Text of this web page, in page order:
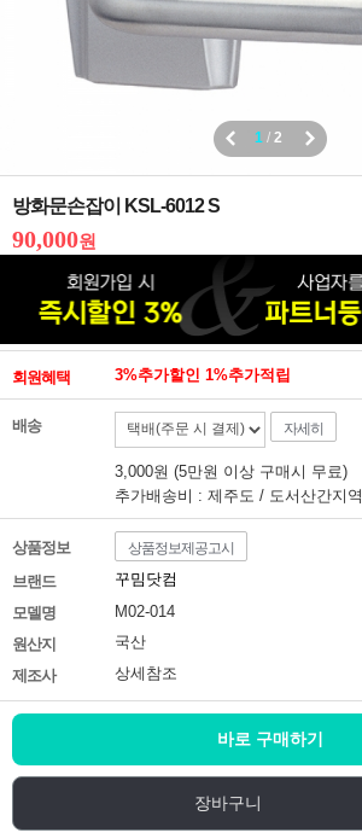
1 / 2
방화문손잡이 KSL-6012 S
90,000원
회원혜택 3%추가할인 1%추가적립
배송 자세히
3,000원 (5만원 이상 구매시 무료)
추가배송비 : 제주도 / 도서산간지역
상품정보 상품정보제공고시
브랜드
꾸밈닷컴
모델명
M02-014
원산지
국산
제조사
상세참조
바로 구매하기
장바구니